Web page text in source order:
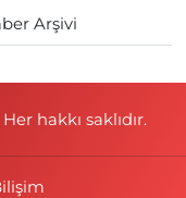
Arşivi
hakkı saklıdır.